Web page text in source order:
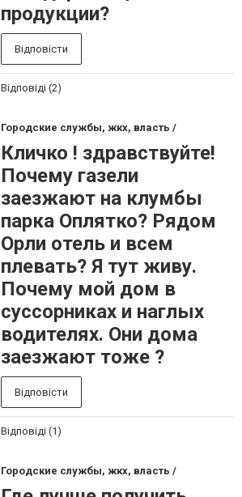
продукции?
Відповісти
Відповіді (2)
Городские службы, жкх, власть /
Кличко ! здравствуйте!
Почему газели
заезжают на клумбы
парка Оплятко? Рядом
Орли отель и всем
плевать? Я тут живу.
Почему мой дом в
суссорниках и наглых
водителях. Они дома
заезжают тоже ?
Відповісти
Відповіді (1)
Городские службы, жкх, власть /